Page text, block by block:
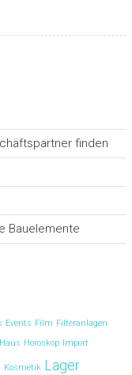
finden
Bauelemente
Events Film Filteranlagen
Haus Horoskop Import
Kosmetik Lager